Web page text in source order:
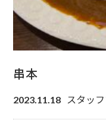
串本
2023.11.18 スタッ